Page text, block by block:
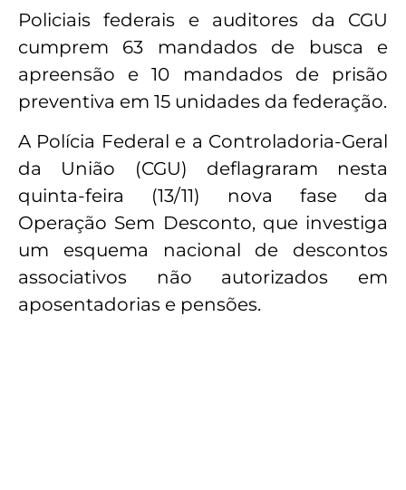
Policiais federais e auditores da CGU
cumprem 63 mandados de busca e
apreensão e 10 mandados de prisão
preventiva em 15 unidades da federação.
A Polícia Federal e a Controladoria-Geral
da União (CGU) deflagraram nesta
quinta-feira (13/11) nova fase da
Operação Sem Desconto, que investiga
um esquema nacional de descontos
associativos não autorizados em
aposentadorias e pensões.